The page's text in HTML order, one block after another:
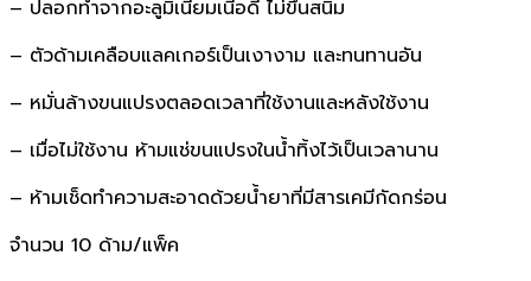
– ปลอกทำจากอะลูมิเนียมเนี้อดี ไม่ขึ้นสนิม
– ตัวด้ามเคลือบแลคเกอร์เป็นเงางาม และทนทานอัน
– หมั่นล้างขนแปรงตลอดเวลาที่ใช้งานและหลังใช้งาน
– เมื่อไม่ใช้งาน ห้ามแช่ขนแปรงในน้ำทิ้งไว้เป็นเวลานาน
– ห้ามเช็ดทำความสะอาดด้วยน้ำยาที่มีสารเคมีกัดกร่อน
จำนวน 10 ด้าม/แพ็ค